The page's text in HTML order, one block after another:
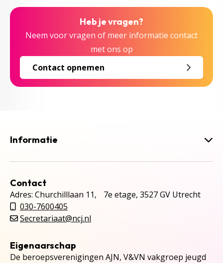
Heb je vragen?
Neem voor vragen of meer informatie contact
met ons op
Contact opnemen
Informatie
Contact
Adres: Churchilllaan 11, 7e etage, 3527 GV Utrecht
030-7600405
Secretariaat@ncj.nl
Eigenaarschap
De beroepsverenigingen AJN, V&VN vakgroep jeugd